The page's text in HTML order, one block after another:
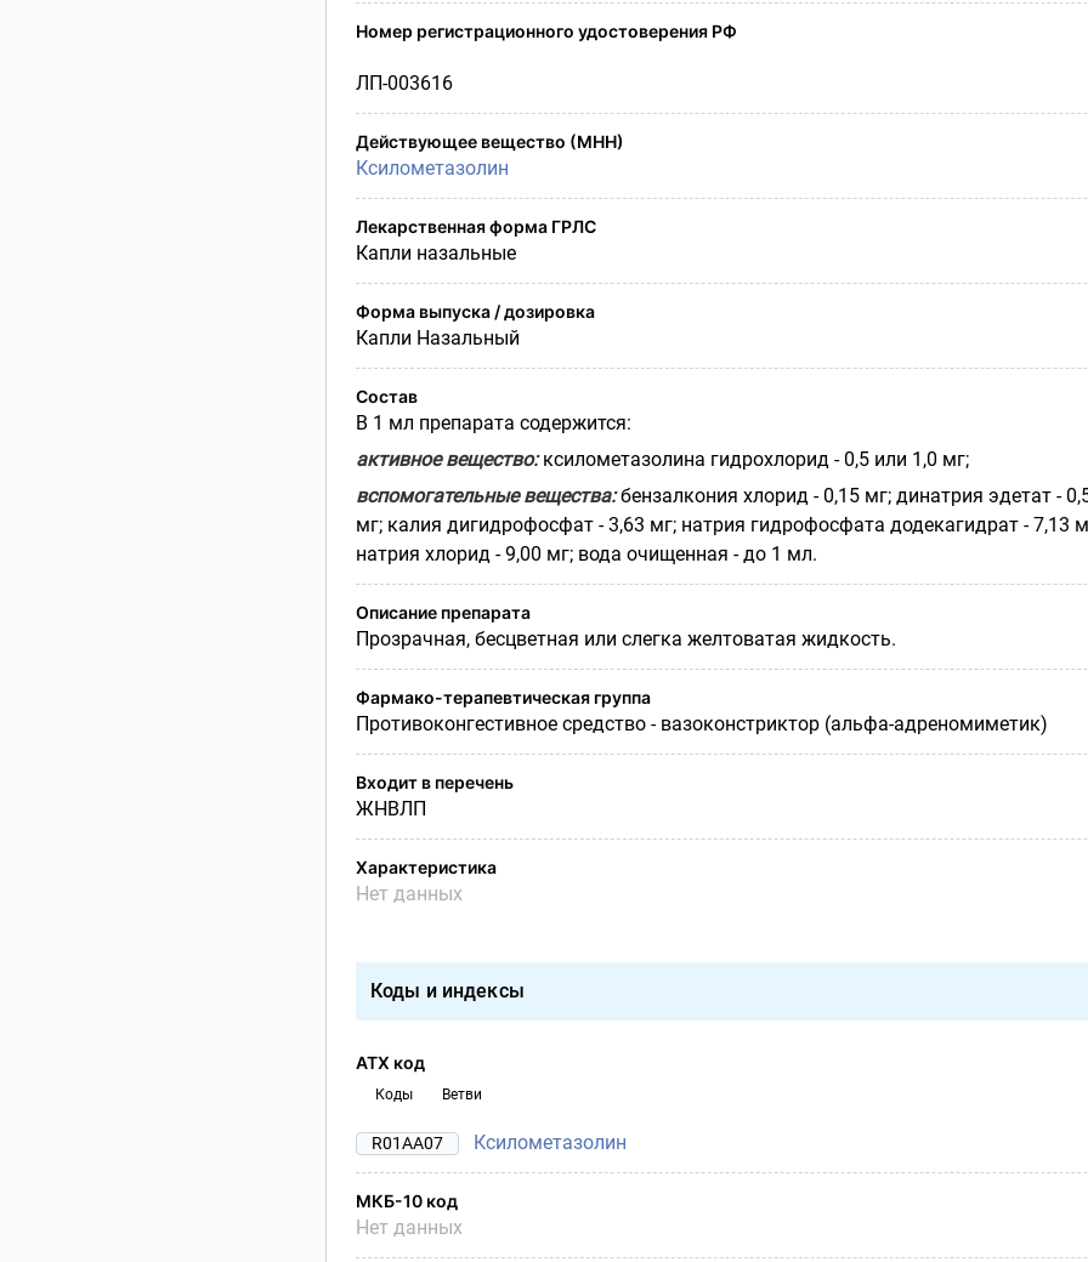
Номер регистрационного удостоверения РФ
ЛП-003616
Действующее вещество (МНН)
Ксилометазолин
Лекарственная форма ГРЛС
Капли назальные
Форма выпуска / дозировка
Капли Назальный
Состав
В 1 мл препарата содержится:
активное вещество:ксилометазолина гидрохлорид - 0,5 или 1,0 мг;
вспомогательные вещества:бензалкония хлорид - 0,15 мг; динатрия эдетат -
мг; калия дигидрофосфат - 3,63 мг; натрия гидрофосфата додекагидрат - 7,13
натрия хлорид - 9,00 мг; вода очищенная - до 1 мл.
Описание препарата
Прозрачная, бесцветная или слегка желтоватая жидкость.
Фармако-терапевтическая группа
Противоконгестивное средство - вазоконстриктор (альфа-адреномиметик)
Входит в перечень
ЖНВЛП
Характеристика
Нет данных
Коды и индексы
АТХ код
Коды Ветви
R01AA07 Ксилометазолин
МКБ-10 код
Нет данных